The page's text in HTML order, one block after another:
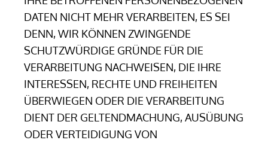
DATEN NICHT MEHR VERARBEITEN, ES SEI
DENN, WIR KÖNNEN ZWINGENDE
SCHUTZWÜRDIGE GRÜNDE FÜR DIE
VERARBEITUNG NACHWEISEN, DIE IHRE
INTERESSEN, RECHTE UND FREIHEITEN
ÜBERWIEGEN ODER DIE VERARBEITUNG
DIENT DER GELTENDMACHUNG, AUSÜBUNG
ODER VERTEIDIGUNG VON